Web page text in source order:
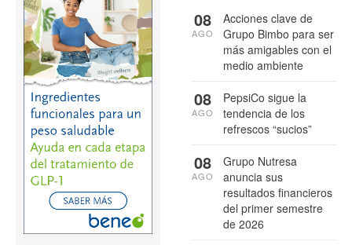
Acciones clave de
Grupo Bimbo para ser
más amigables con el
medio ambiente
08
AGO
PepsiCo sigue la
tendencia de los
refrescos “sucios”
08
AGO
Grupo Nutresa
anuncia sus
resultados financieros
del primer semestre
de 2026
08
AGO